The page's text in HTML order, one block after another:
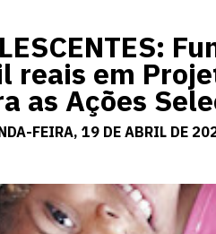
reais em
as Ações
FEIRA, 19 DE ABRIL DE